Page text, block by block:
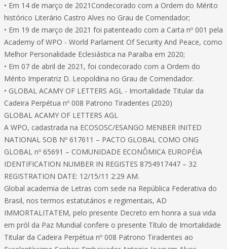
• Em 14 de março de 2021Condecorado com a Ordem do Mérito
histórico Literário Castro Alves no Grau de Comendador;
• Em 19 de março de 2021 foi patenteado com a Carta nº 001 pela
Academy of WPO - World Parlament Of Security And Peace, como
Melhor Personalidade Eclesiástica na Paraíba em 2020;
• Em 07 de abril de 2021, foi condecorado com a Ordem do
Mérito Imperatriz D. Leopoldina no Grau de Comendador.
• GLOBAL ACAMY OF LETTERS AGL - Imortalidade Titular da
Cadeira Perpétua nº 008 Patrono Tiradentes (2020)
GLOBAL ACAMY OF LETTERS AGL
A WPO, cadastrada na ECOSOSC/ESANGO MENBER INITED
NATIONAL SOB Nº 617611 – PACTO GLOBAL COMO ONG
GLOBAL nº 65691 – COMUNIDADE ECONÔMICA EUROPÉIA
IDENTIFICATION NUMBER IN REGISTES 8754917447 – 32
REGISTRATION DATE: 12/15/11 2:29 AM.
Global academia de Letras com sede na República Federativa do
Brasil, nos termos estatutários e regimentais, AD
IMMORTALITATEM, pelo presente Decreto em honra a sua vida
em pról da Paz Mundial confere o presente Título de Imortalidade
Titular da Cadeira Perpétua nº 008 Patrono Tiradentes ao